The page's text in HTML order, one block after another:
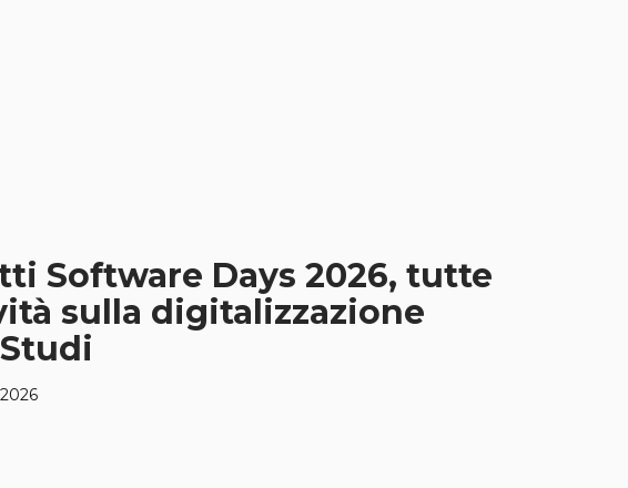
Software Days 2026, tutte
sulla digitalizzazione